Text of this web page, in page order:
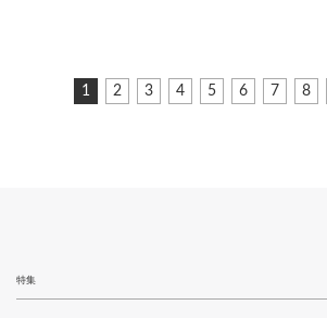
カ
1
ペ
2
ペ
3
ペ
4
ペ
5
ペ
6
ペ
7
ペ
8
特集